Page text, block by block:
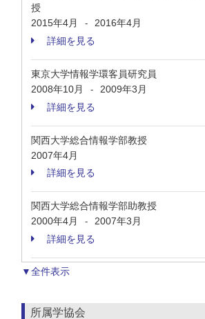
授
2015年4月
-
2016年4月
詳細を見る
東京大学情報学環客員研究員
2008年10月
-
2009年3月
詳細を見る
関西大学総合情報学部教授
2007年4月
詳細を見る
関西大学総合情報学部助教授
2000年4月
-
2007年3月
詳細を見る
▼全件表示
所属学協会